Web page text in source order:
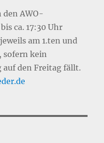
den AWO-
ca. 17:30 Uhr
am 1.ten und
sofern kein
auf den Freitag fällt.
der.de